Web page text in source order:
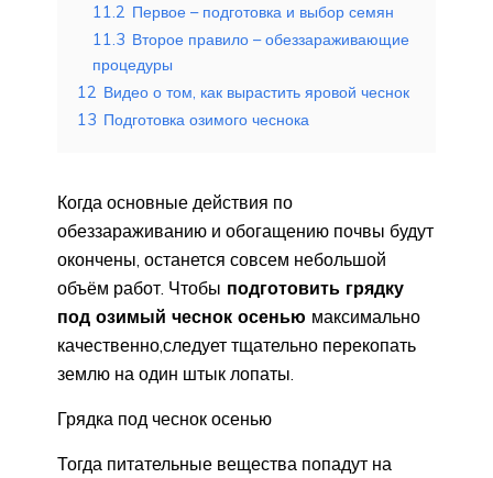
11.2 Первое – подготовка и выбор семян
11.3 Второе правило – обеззараживающие
процедуры
12 Видео о том, как вырастить яровой чеснок
13 Подготовка озимого чеснока
Когда основные действия по
обеззараживанию и обогащению почвы будут
окончены, останется совсем небольшой
объём работ. Чтобы подготовить грядку
под озимый чеснок осенью максимально
качественно,следует тщательно перекопать
землю на один штык лопаты.
Грядка под чеснок осенью
Тогда питательные вещества попадут на